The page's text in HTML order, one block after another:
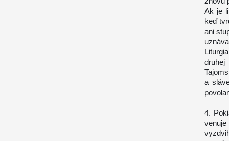
Ak je
keď
ani
a
4.